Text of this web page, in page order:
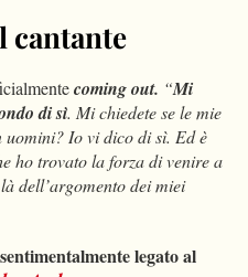
cantante
coming out. “Mi
di sì. Mi chiedete se le mie
Io vi dico di sì. Ed è
ho trovato la forza di venire a
dell’argomento dei miei
legato al